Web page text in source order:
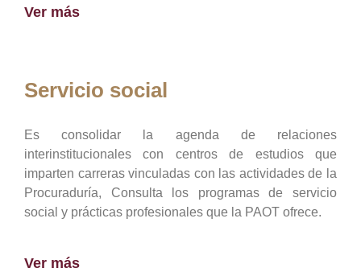
Ver más
Servicio social
Es consolidar la agenda de relaciones
interinstitucionales con centros de estudios que
imparten carreras vinculadas con las actividades de la
Procuraduría, Consulta los programas de servicio
social y prácticas profesionales que la PAOT ofrece.
Ver más